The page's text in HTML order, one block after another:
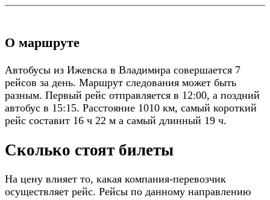
О маршруте
Автобусы из Ижевска в Владимира совершается 7
рейсов за день. Маршрут следования может быть
разным. Первый рейс отправляется в 12:00, а поздний
автобус в 15:15. Расстояние 1010 км, самый короткий
рейс составит 16 ч 22 м а самый длинный 19 ч.
Сколько стоят билеты
На цену влияет то, какая компания-перевозчик
осуществляет рейс. Рейсы по данному направлению